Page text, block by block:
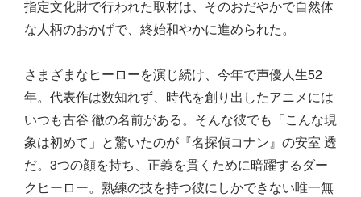
指定文化財で行われた取材は、そのおだやかで自然体
な人柄のおかげで、終始和やかに進められた。
さまざまなヒーローを演じ続け、今年で声優人生52
年。代表作は数知れず、時代を創り出したアニメには
いつも古谷 徹の名前がある。そんな彼でも「こんな現
象は初めて」と驚いたのが『名探偵コナン』の安室 透
だ。3つの顔を持ち、正義を貫くために暗躍するダー
クヒーロー。熟練の技を持つ彼にしかできない唯一無